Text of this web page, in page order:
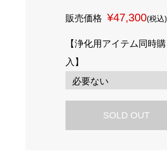
販売価格¥47,300(税込)
【浄化用アイテム同時購
入】
SOLD OUT